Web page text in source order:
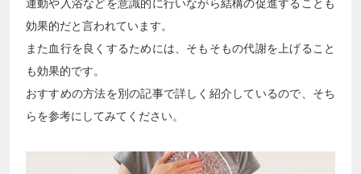
運動や入浴などを意識的に行いながら結構の促進することも
効果的だと言われています。
また血行を良くするためには、そもそもの代謝を上げること
も効果的です。
おすすめの方法を別の記事で詳しく紹介しているので、そち
らを参考にしてみてください。